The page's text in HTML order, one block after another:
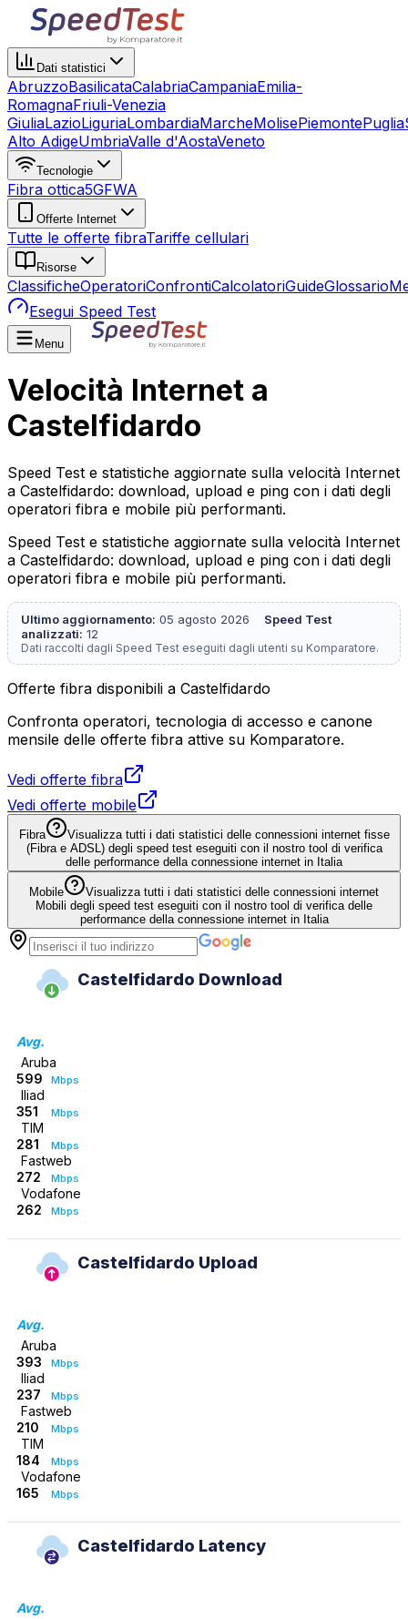
Dati statistici
AbruzzoBasilicataCalabriaCampaniaEmilia-
RomagnaFriuli-Venezia
GiuliaLazioLiguriaLombardiaMarcheMolisePiemontePuglia
Alto AdigeUmbriaValle d'AostaVeneto
Tecnologie
Fibra ottica5GFWA
Offerte Internet
Tutte le offerte fibraTariffe cellulari
Risorse
ClassificheOperatoriConfrontiCalcolatoriGuideGlossario
Esegui Speed Test
Menu
Velocità Internet a
Castelfidardo
Speed Test e statistiche aggiornate sulla velocità Internet
a Castelfidardo: download, upload e ping con i dati degli
operatori fibra e mobile più performanti.
Speed Test e statistiche aggiornate sulla velocità Internet
a Castelfidardo: download, upload e ping con i dati degli
operatori fibra e mobile più performanti.
Ultimo aggiornamento: 05 agosto 2026
Speed Test
analizzati: 12
Dati raccolti dagli Speed Test eseguiti dagli utenti su Komparatore.
Offerte fibra disponibili a Castelfidardo
Confronta operatori, tecnologia di accesso e canone
mensile delle offerte fibra attive su Komparatore.
Vedi offerte fibra
Vedi offerte mobile
Fibra
Visualizza tutti i dati statistici delle connessioni internet fisse
(Fibra e ADSL) degli speed test eseguiti con il nostro tool di verifica
delle performance della connessione internet in Italia
Mobile
Visualizza tutti i dati statistici delle connessioni internet
Mobili degli speed test eseguiti con il nostro tool di verifica delle
performance della connessione internet in Italia
Castelfidardo Download
Avg.
Aruba
599
Mbps
Iliad
351
Mbps
TIM
281
Mbps
Fastweb
272
Mbps
Vodafone
262
Mbps
Castelfidardo Upload
Avg.
Aruba
393
Mbps
Iliad
237
Mbps
Fastweb
210
Mbps
TIM
184
Mbps
Vodafone
165
Mbps
Castelfidardo Latency
Avg.